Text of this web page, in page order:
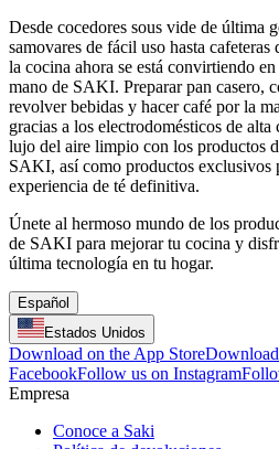
Desde cocedores sous vide de última
samovares de fácil uso hasta cafeteras
la cocina ahora se está convirtiendo
mano de SAKI. Preparar pan casero,
revolver bebidas y hacer café por la
gracias a los electrodomésticos de
lujo del aire limpio con los productos
SAKI, así como productos exclusivos
experiencia de té definitiva.
Únete al hermoso mundo de los
de SAKI para mejorar tu cocina y
última tecnología en tu hogar.
Español
Estados Unidos
Download on the App Store
FacebookFollow us on Instagram
Empresa
Conoce a Saki